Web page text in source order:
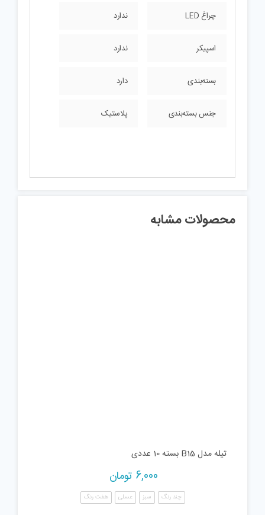
چراغ LED ندارد
اسپیکر ندارد
بسته‌بندی دارد
جنس بسته‌بندی پلاستیک
محصولات مشابه
تیله مدل B15 بسته 10 عددی
6,000 تومان
چند رنگ سبز عسلی هفت رنگ